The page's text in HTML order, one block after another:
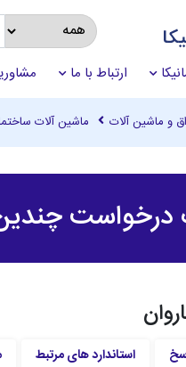
ارتباط با ما
و ماشین آلات ماشین آلات
استاندارد های مرتبط